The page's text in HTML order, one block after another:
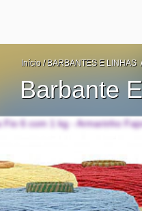
Início / BARBANTES E LINHAS /
Barbante